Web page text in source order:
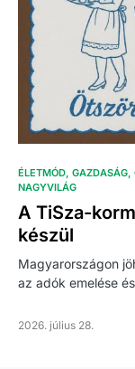
ÉLETMÓD GAZDASÁG
NAGYVILÁG
A TiSza-
készül
Magyarországon
az adók emelése
2026. július 28.